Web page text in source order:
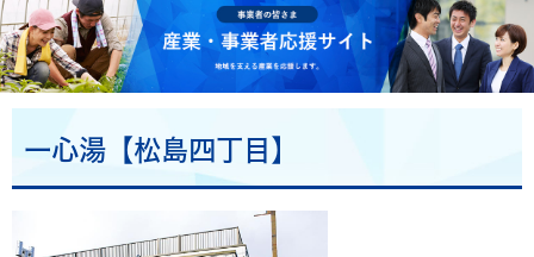
事業者の皆さま 産業・事業者応援サイト 地域を支える産業を
応援します。
一心湯【松島四丁目】